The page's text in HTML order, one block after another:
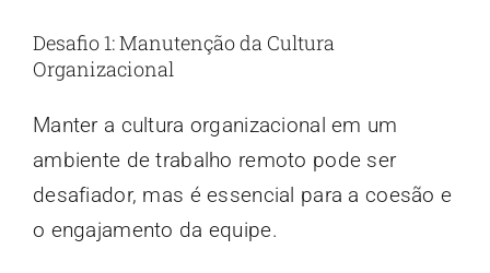
Desafio 1: Manutenção da Cultura
Organizacional
Manter a cultura organizacional em um
ambiente de trabalho remoto pode ser
desafiador, mas é essencial para a coesão e
o engajamento da equipe.